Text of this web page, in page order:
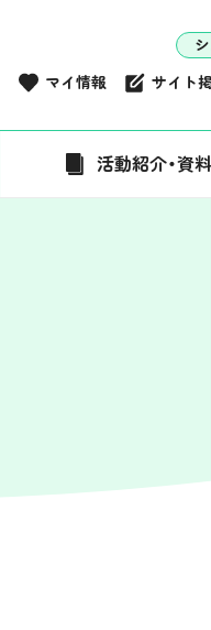
マイ情報 サイト
活動紹介・資料